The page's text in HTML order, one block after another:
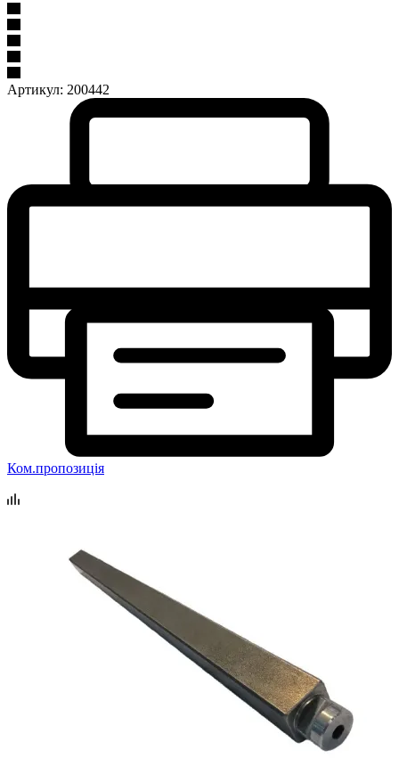
Артикул: 200442
Ком.пропозиція